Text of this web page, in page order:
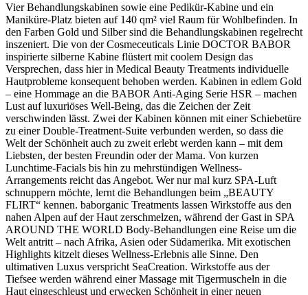
Vier Behandlungskabinen sowie eine Pedikür-Kabine und ein
Maniküre-Platz bieten auf 140 qm² viel Raum für Wohlbefinden. In
den Farben Gold und Silber sind die Behandlungskabinen regelrecht
inszeniert. Die von der Cosmeceuticals Linie DOCTOR BABOR
inspirierte silberne Kabine flüstert mit coolem Design das
Versprechen, dass hier in Medical Beauty Treatments individuelle
Hautprobleme konsequent behoben werden. Kabinen in edlem Gold
– eine Hommage an die BABOR Anti-Aging Serie HSR – machen
Lust auf luxuriöses Well-Being, das die Zeichen der Zeit
verschwinden lässt. Zwei der Kabinen können mit einer Schiebetüre
zu einer Double-Treatment-Suite verbunden werden, so dass die
Welt der Schönheit auch zu zweit erlebt werden kann – mit dem
Liebsten, der besten Freundin oder der Mama. Von kurzen
Lunchtime-Facials bis hin zu mehrstündigen Wellness-
Arrangements reicht das Angebot. Wer nur mal kurz SPA-Luft
schnuppern möchte, lernt die Behandlungen beim „BEAUTY
FLIRT“ kennen. baborganic Treatments lassen Wirkstoffe aus den
nahen Alpen auf der Haut zerschmelzen, während der Gast in SPA
AROUND THE WORLD Body-Behandlungen eine Reise um die
Welt antritt – nach Afrika, Asien oder Südamerika. Mit exotischen
Highlights kitzelt dieses Wellness-Erlebnis alle Sinne. Den
ultimativen Luxus verspricht SeaCreation. Wirkstoffe aus der
Tiefsee werden während einer Massage mit Tigermuscheln in die
Haut eingeschleust und erwecken Schönheit in einer neuen